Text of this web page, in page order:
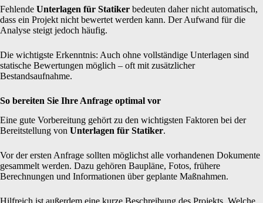
Fehlende Unterlagen für Statiker bedeuten daher nicht automatisch,
dass ein Projekt nicht bewertet werden kann. Der Aufwand für die
Analyse steigt jedoch häufig.
Die wichtigste Erkenntnis: Auch ohne vollständige Unterlagen sind
statische Bewertungen möglich – oft mit zusätzlicher
Bestandsaufnahme.
So bereiten Sie Ihre Anfrage optimal vor
Eine gute Vorbereitung gehört zu den wichtigsten Faktoren bei der
Bereitstellung von Unterlagen für Statiker.
Vor der ersten Anfrage sollten möglichst alle vorhandenen Dokumente
gesammelt werden. Dazu gehören Baupläne, Fotos, frühere
Berechnungen und Informationen über geplante Maßnahmen.
Hilfreich ist außerdem eine kurze Beschreibung des Projekts. Welche